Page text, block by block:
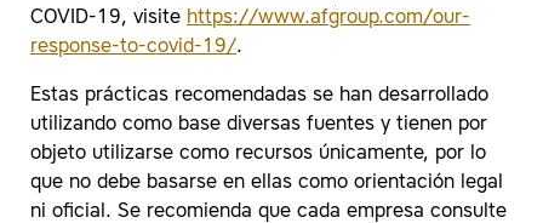
COVID-19, visite https://www.afgroup.com/our-
response-to-covid-19/.
Estas prácticas recomendadas se han desarrollado
utilizando como base diversas fuentes y tienen por
objeto utilizarse como recursos únicamente, por lo
que no debe basarse en ellas como orientación legal
ni oficial. Se recomienda que cada empresa consulte